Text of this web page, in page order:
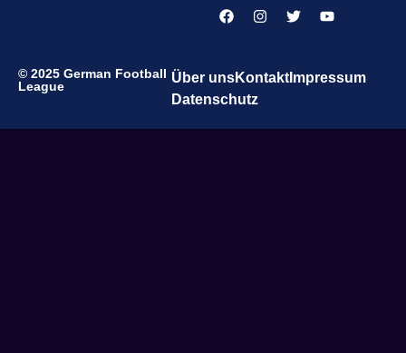
© 2025 German Football
League
Über unsKontaktImpressum
Datenschutz